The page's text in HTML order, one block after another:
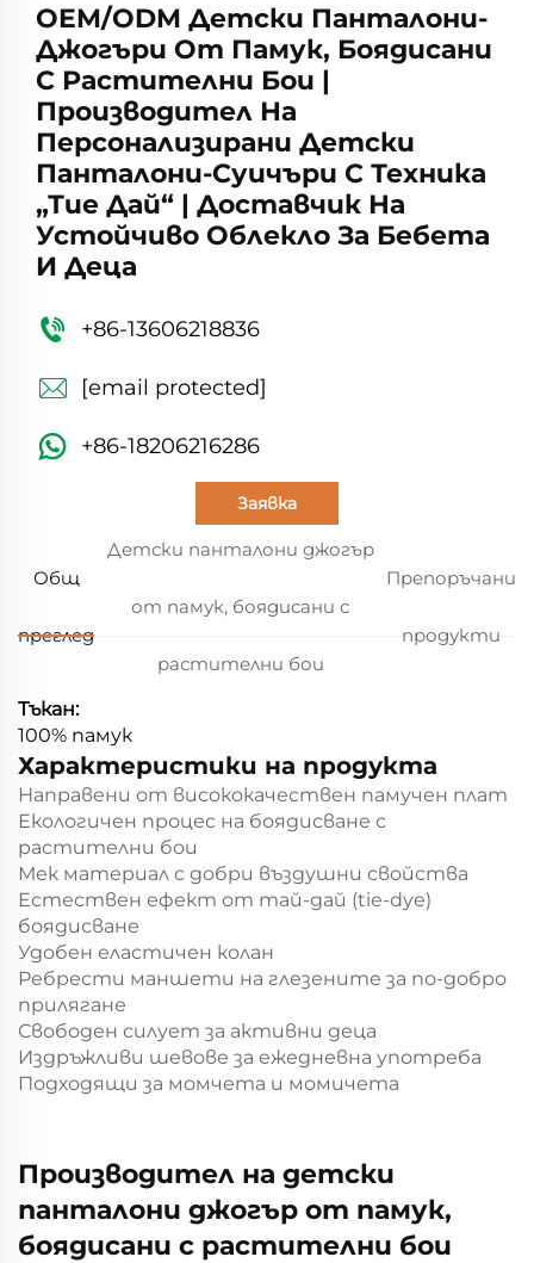
OEM/ODM Детски Панталони-
Джогъри От Памук, Боядисани
С Растителни Бои |
Производител На
Персонализирани Детски
Панталони-Суичъри С Техника
„тие Дай“ | Доставчик На
Устойчиво Облекло За Бебета
И Деца
+86-13606218836
[email protected]
+86-18206216286
Заявка
Общ
преглед
Детски панталони джогър
от памук, боядисани с
растителни бои
Препоръчани
продукти
Тъкан:
100% памук
Характеристики на продукта
Направени от висококачествен памучен плат
Екологичен процес на боядисване с
растителни бои
Мек материал с добри въздушни свойства
Естествен ефект от тай-дай (tie-dye)
боядисване
Удобен еластичен колан
Ребрести маншети на глезените за по-добро
прилягане
Свободен силует за активни деца
Издръжливи шевове за ежедневна употреба
Подходящи за момчета и момичета
Производител на детски
панталони джогър от памук,
боядисани с растителни бои